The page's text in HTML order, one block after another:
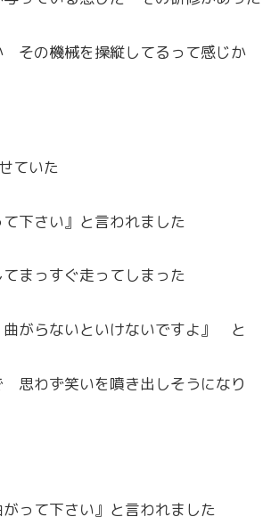
の機械を操縦してるって感じか
ていた
下さい』と言われました
まっすぐ走ってしまった
がらないといけないですよ』 と
わず笑いを噴き出しそうになり
て下さい』と言われました